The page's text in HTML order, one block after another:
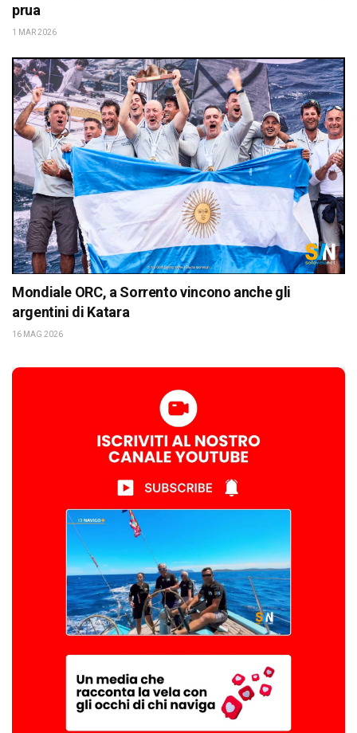
prua
1 MAR 2026
Mondiale ORC, a Sorrento vincono anche gli
argentini di Katara
16 MAG 2026